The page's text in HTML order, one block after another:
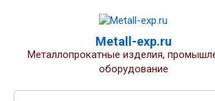
Metall-exp.ru
Металлопрокатные изделия,
оборудование